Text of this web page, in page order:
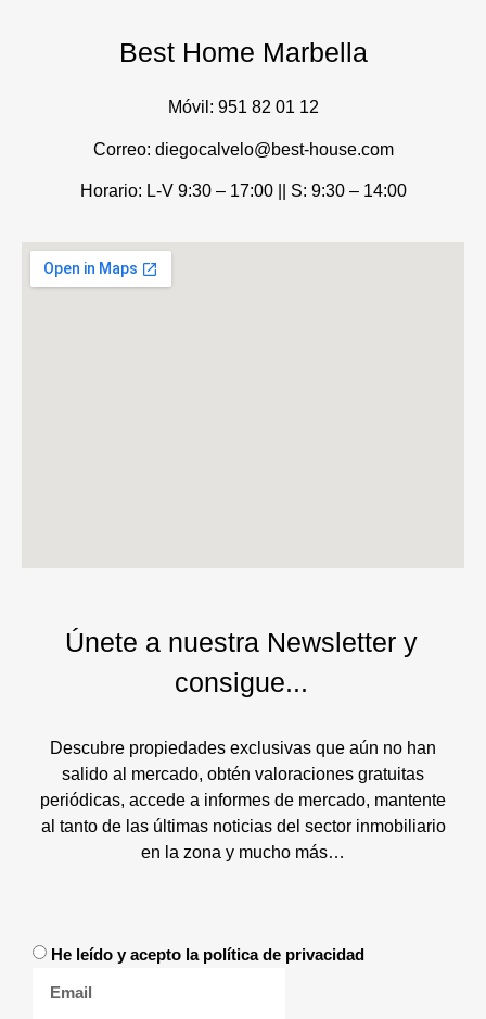
Best Home Marbella
Móvil: 951 82 01 12
Correo: diegocalvelo@best-house.com
Horario: L-V 9:30 – 17:00 || S: 9:30 – 14:00
Únete a nuestra Newsletter y
consigue...
Descubre propiedades exclusivas que aún no han
salido al mercado, obtén valoraciones gratuitas
periódicas, accede a informes de mercado, mantente
al tanto de las últimas noticias del sector inmobiliario
en la zona y mucho más…
He leído y acepto la política de privacidad